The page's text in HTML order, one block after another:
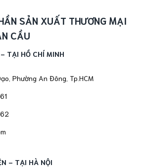
SẢN XUẤT THƯƠNG MẠI
CẦU
TẠI HỒ CHÍ MINH
Phường An Đông, Tp.HCM
- TẠI HÀ NỘI